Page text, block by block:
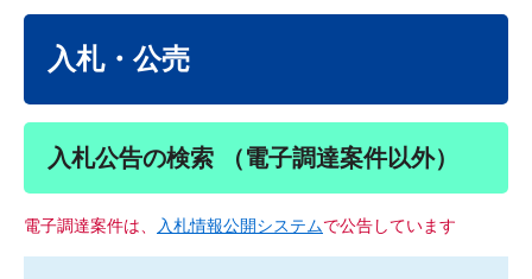
入札・公売
入札公告の検索 （電子調達案件以外）
電子調達案件は、 入札情報公開システムで公告しています